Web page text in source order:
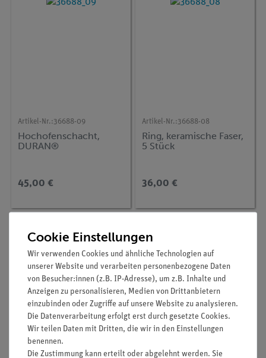
Artikel-Nr.:36688-09
Hochofenschacht,
DURAN®
45,00 €
Artikel-Nr.:36688-08
Ring, keramische Faser,
5 Stück
36,00 €
Artikel-Nr.:P3110800
Cracken von
Zündrohr für
Cookie Einstellungen
Wir verwenden Cookies und ähnliche Technologien auf
unserer Website und verarbeiten personenbezogene Daten
von Besucher:innen (z.B. IP-Adresse), um z.B. Inhalte und
Anzeigen zu personalisieren, Medien von Drittanbietern
einzubinden oder Zugriffe auf unsere Website zu analysieren.
Die Datenverarbeitung erfolgt erst durch gesetzte Cookies.
Wir teilen Daten mit Dritten, die wir in den Einstellungen
benennen.
Die Zustimmung kann erteilt oder abgelehnt werden. Sie